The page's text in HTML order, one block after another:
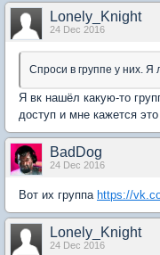
Lonely_Knight
24 Dec 2016
Спроси в группе у них.
Я вк нашёл какую-то
доступ и мне кажется
BadDog
24 Dec 2016
Вот их группа https://
Lonely_Knight
24 Dec 2016